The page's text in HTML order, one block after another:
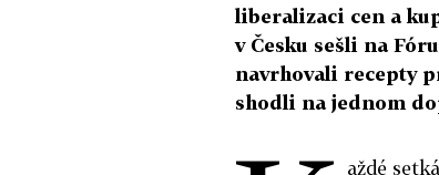
liberalizaci cen a
v Česku sešli na
navrhovali recepty
shodli na jednom
aždé